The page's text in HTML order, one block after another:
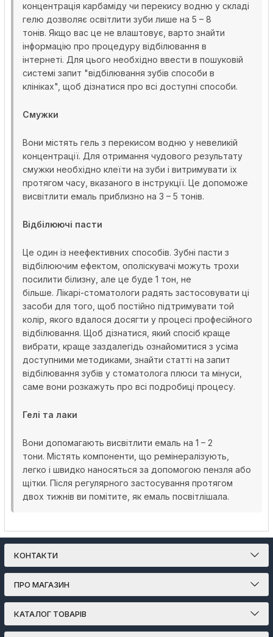
концентрація карбаміду чи перекису водню у складі
гелю дозволяє освітлити зуби лише на 5 – 8
тонів. Якщо вас це не влаштовує, варто знайти
інформацію про процедуру відбілювання в
інтернеті. Для цього необхідно ввести в пошуковій
системі запит "відбілювання зубів способи в
клініках", щоб дізнатися про всі доступні способи.
Смужки
Вони містять гель з перекисом водню у невеликій
концентрації. Для отримання чудового результату
смужки необхідно клеїти на зуби і витримувати їх
протягом часу, вказаного в інструкції. Це допоможе
висвітлити емаль приблизно на 3 – 5 тонів.
Відбілюючі пасти
Це один із неефективних способів. Зубні пасти з
відбілюючим ефектом, ополіскувачі можуть трохи
посилити білизну, але це буде 1 тон, не
більше. Лікарі-стоматологи радять застосовувати ці
засоби для того, щоб постійно підтримувати той
колір, якого вдалося досягти у процесі професійного
відбілювання. Щоб дізнатися, який спосіб краще
вибрати, краще заздалегідь ознайомитися з усіма
доступними методиками, знайти статті на запит
відбілювання зубів у стоматолога плюси та мінуси,
саме вони розкажуть про всі подробиці процесу.
Гелі та лаки
Вони допомагають висвітлити емаль на 1 – 2
тони. Містять компоненти, що ремінералізують,
легко і швидко наносяться за допомогою пензля або
щітки. Після регулярного застосування протягом
двох тижнів ви помітите, як емаль посвітлішала.
КОНТАКТИ
ПРО МАГАЗИН
КАТАЛОГ ТОВАРІВ